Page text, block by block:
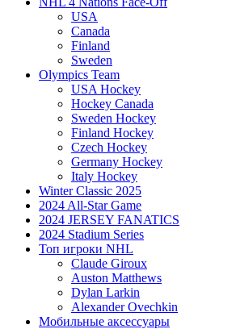
USA
Canada
Finland
Sweden
Olympics Team
USA Hockey
Hockey Canada
Sweden Hockey
Finland Hockey
Czech Hockey
Germany Hockey
Italy Hockey
Winter Classic 2025
2024 All-Star Game
2024 JERSEY FANATICS
2024 Stadium Series
Топ игроки NHL
Claude Giroux
Auston Matthews
Dylan Larkin
Alexander Ovechkin
Мобильные аксессуары